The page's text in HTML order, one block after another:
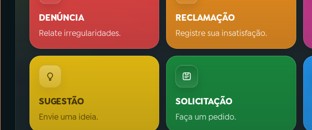
DENÚNCIA
Relate irregularidades.
RECLAMAÇÃO
Registre sua insatisfação.
SUGESTÃO
Envie uma ideia.
SOLICITAÇÃO
Faça um pedido.